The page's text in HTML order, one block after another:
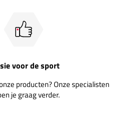
voor de sport
producten? Onze specialisten
je graag verder.